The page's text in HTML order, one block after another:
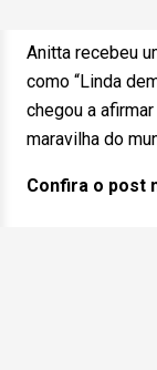
Anitta recebeu
como “Linda
chegou a
maravilha do
Confira o post